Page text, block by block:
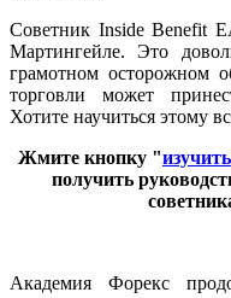
Советник Inside Benefit
Мартингейле. Это
грамотном осторожном
торговли может
Хотите научиться этому
Жмите кнопку "изучить
получить
Академия Форекс